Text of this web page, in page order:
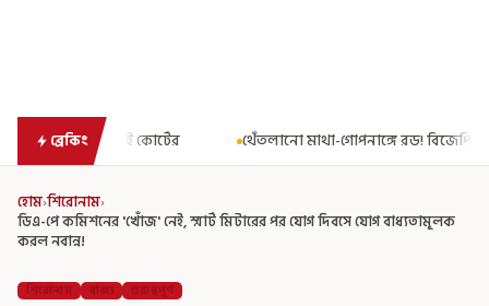
ব্রেকিং
থেঁতলানো মাথা-গোপনাঙ্গে রড! বিজেপিশাসিত অসমে নাবালিকার নৃশংস
হোম›শিরোনাম›
ডিএ-পে কমিশনের 'খোঁজ' নেই, স্মার্ট মিটারের পর যোগ দিবসে যোগ বাধ্যতামূলক
করল নবান্ন!
শিরোনাম রাজ্য গুরুত্বপূর্ণ